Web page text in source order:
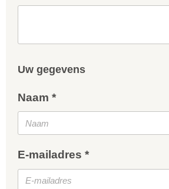
Uw gegevens
Naam *
E-mailadres *